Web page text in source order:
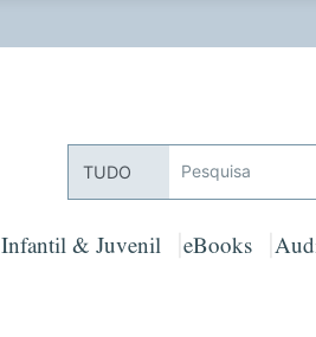
Oferta de Toalha de
TUDO
Infantil & Juvenil eBooks